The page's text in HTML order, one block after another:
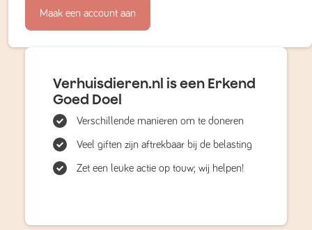
Maak een account aan
Verhuisdieren.nl is een Erkend
Goed Doel
Verschillende manieren om te doneren
Veel giften zijn aftrekbaar bij de belasting
Zet een leuke actie op touw; wij helpen!